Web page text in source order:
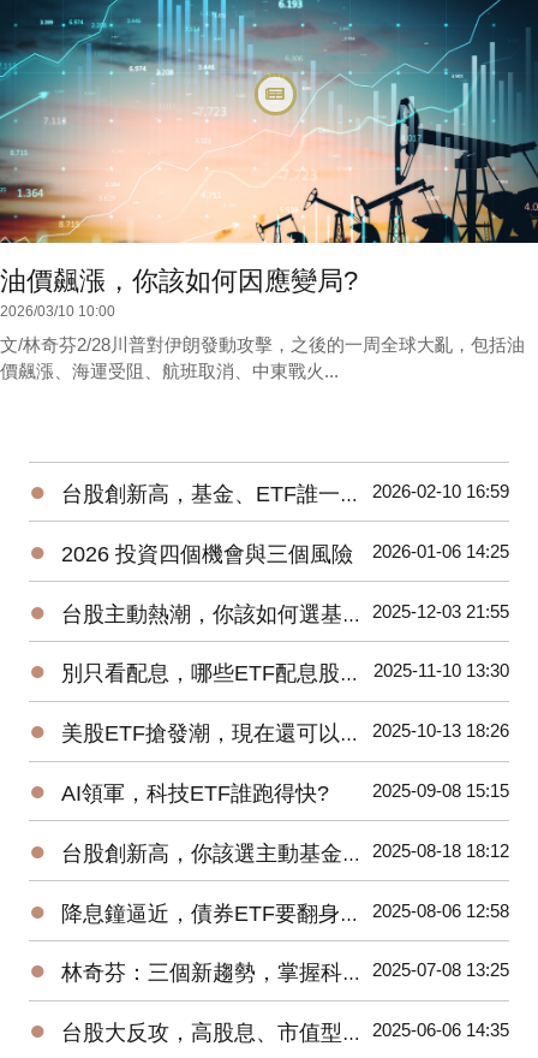
油價飆漲，你該如何因應變局?
2026/03/10 10:00
文/林奇芬2/28川普對伊朗發動攻擊，之後的一周全球大亂，包括油
價飆漲、海運受阻、航班取消、中東戰火...
● 台股創新高，基金、ETF誰一馬當先 2026-02-10 16:59
● 2026 投資四個機會與三個風險 2026-01-06 14:25
● 台股主動熱潮，你該如何選基金、ETF? 2025-12-03 21:55
● 別只看配息，哪些ETF配息股價二頭賺? 2025-11-10 13:30
● 美股ETF搶發潮，現在還可以買進嗎? 2025-10-13 18:26
● AI領軍，科技ETF誰跑得快? 2025-09-08 15:15
● 台股創新高，你該選主動基金還是ETF? 2025-08-18 18:12
● 降息鐘逼近，債券ETF要翻身了? 2025-08-06 12:58
● 林奇芬：三個新趨勢，掌握科技投資密碼 2025-07-08 13:25
● 台股大反攻，高股息、市值型ETF該抱誰? 2025-06-06 14:35